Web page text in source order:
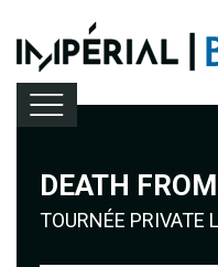
DEATH
TOURNÉE PRIVATE